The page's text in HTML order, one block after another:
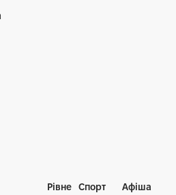
Рівне
Спорт
Афіша